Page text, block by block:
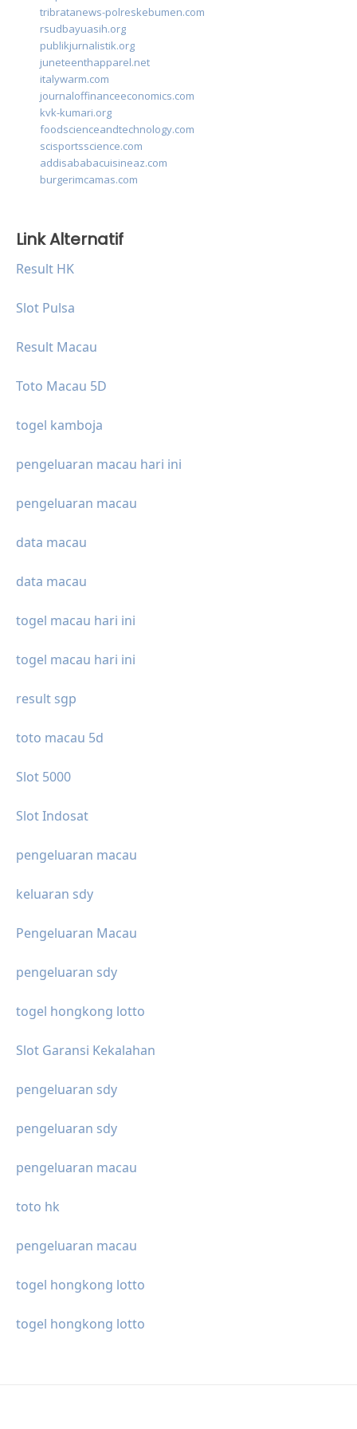
tribratanews-polreskebumen.com
rsudbayuasih.org
publikjurnalistik.org
juneteenthapparel.net
italywarm.com
journaloffinanceeconomics.com
kvk-kumari.org
foodscienceandtechnology.com
scisportsscience.com
addisababacuisineaz.com
burgerimcamas.com
Link Alternatif
Result HK
Slot Pulsa
Result Macau
Toto Macau 5D
togel kamboja
pengeluaran macau hari ini
pengeluaran macau
data macau
data macau
togel macau hari ini
togel macau hari ini
result sgp
toto macau 5d
Slot 5000
Slot Indosat
pengeluaran macau
keluaran sdy
Pengeluaran Macau
pengeluaran sdy
togel hongkong lotto
Slot Garansi Kekalahan
pengeluaran sdy
pengeluaran sdy
pengeluaran macau
toto hk
pengeluaran macau
togel hongkong lotto
togel hongkong lotto